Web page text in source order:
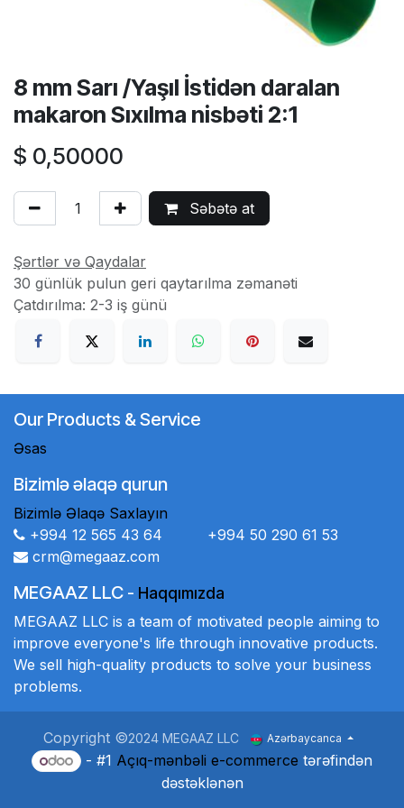
8 mm Sarı /Yaşıl İstidən daralan
makaron Sıxılma nisbəti 2:1
$ 0,50000
Səbətə at
Şərtlər və Qaydalar
30 günlük pulun geri qaytarılma zəmanəti
Çatdırılma: 2-3 iş günü
Our Products & Service
Əsas
Bizimlə əlaqə qurun
Bizimlə Əlaqə Saxlayın
+994 12 565 43 64 +994 50 290 61 53
crm@megaaz.com
MEGAAZ LLC - Haqqımızda
MEGAAZ LLC is a team of motivated people aiming to
improve everyone's life through innovative products.
We sell high-quality products to solve your business
problems.
Copyright ©2024 MEGAAZ LLC Azərbaycanca
- #1 Açıq-mənbəli e-commerce tərəfindən
dəstəklənən